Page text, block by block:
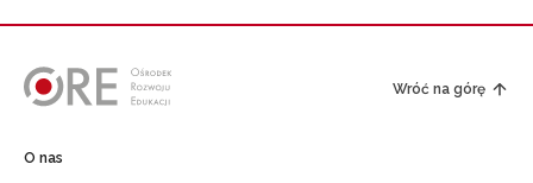
Wróć na górę
O nas